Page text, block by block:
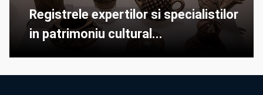
Registrele expertilor si specialistilor
in patrimoniu cultural...